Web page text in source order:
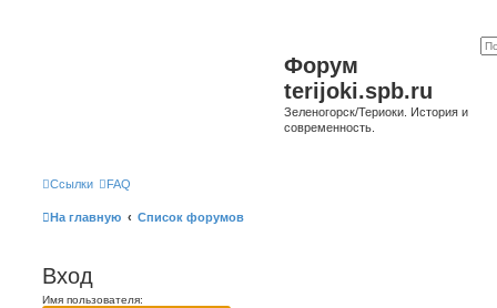
Форум
terijoki.spb.ru
Зеленогорск/Териоки. История и
современность.
Ссылки FAQ
На главную Список форумов
Вход
Имя пользователя: